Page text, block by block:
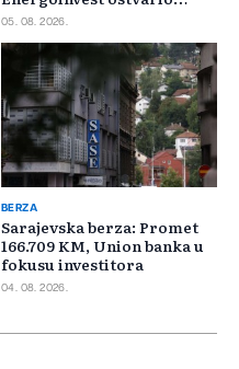
najveći promet
05. 08. 2026.
BERZA
Sarajevska berza: Promet
166.709 KM, Union banka u
fokusu investitora
04. 08. 2026.